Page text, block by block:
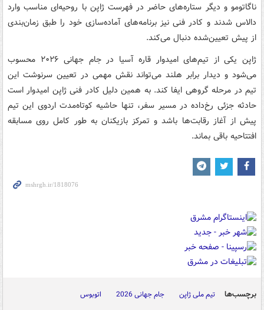
ناگاتومو و دیگر ستاره‌های حاضر در فهرست ژاپن با روحیه‌ای مناسب وارد
دالاس شدند و کادر فنی نیز برنامه‌های آماده‌سازی خود را طبق زمان‌بندی
از پیش تعیین‌شده دنبال می‌کند.
ژاپن یکی از تیم‌های امیدوار قاره آسیا در جام جهانی ۲۰۲۶ محسوب
می‌شود و دیدار برابر هلند می‌تواند نقش مهمی در تعیین سرنوشت این
تیم در مرحله گروهی ایفا کند. به همین دلیل کادر فنی ژاپن امیدوار است
حادثه جزئی رخ‌داده در مسیر سفر، تنها حاشیه کوتاه‌مدت اردوی این تیم
پیش از آغاز رقابت‌ها باشد و تمرکز بازیکنان به طور کامل روی مسابقه
افتتاحیه باقی بماند.
برچسب‌ها تیم ملی ژاپن جام جهانی 2026 اتوبوس